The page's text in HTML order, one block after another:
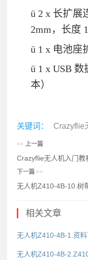
ü 2 x 长扩展
2mm ，长度
ü 1 x 电池座
ü 1 x USB 数
本）
关键词： Crazyflie
<< 上一篇
Crazyflie无人机入门教
下一篇 >>
无人机Z410-4B-10.树
相关文章
无人机Z410-4B-1.资
无人机Z410-4B-